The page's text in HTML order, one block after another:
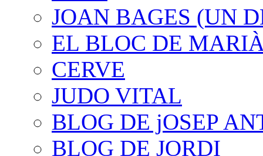
JOAN BAGES (UN
EL BLOC DE
CERVE
JUDO VITAL
BLOG DE jOSEP
BLOG DE JORDI